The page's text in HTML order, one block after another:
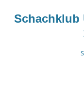
springen
Schachklub